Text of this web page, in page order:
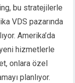
bu stratejilerle
VDS pazarında
Amerika’da
hizmetlerle
onlara özel
planlıyor.